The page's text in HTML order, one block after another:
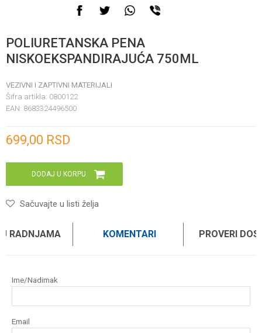
POLIURETANSKA PENA
NISKOEKSPANDIRAJUĆA 750ML
VEZIVNI I ZAPTIVNI MATERIJALI
Šifra artikla: 0800122
EAN: 8683324496500
699,00 RSD
DODAJ U KORPU
Sačuvajte u listi želja
RADNJAMA KOMENTARI PROVERI
Ime/Nadimak
Email